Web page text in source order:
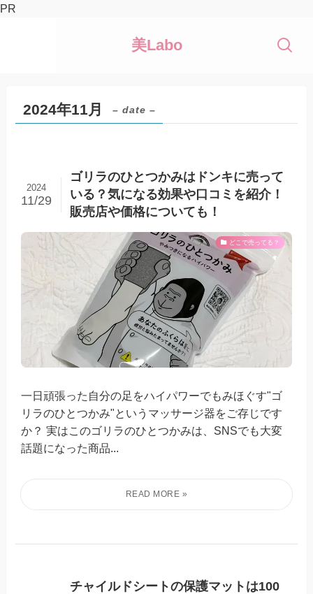
PR
美Labo
2024年11月 – date –
ゴリラのひとつかみはドンキに売って
いる？気になる効果や口コミを紹介！
販売店や価格についても！
2024
11/29
どこで売ってる？
一日頑張った自分の足をハイパワーでもみほぐす"ゴ
リラのひとつかみ"というマッサージ器をご存じです
か？ 実はこのゴリラのひとつかみは、SNSでも大変
話題になった商品...
チャイルドシートの保護マットは100